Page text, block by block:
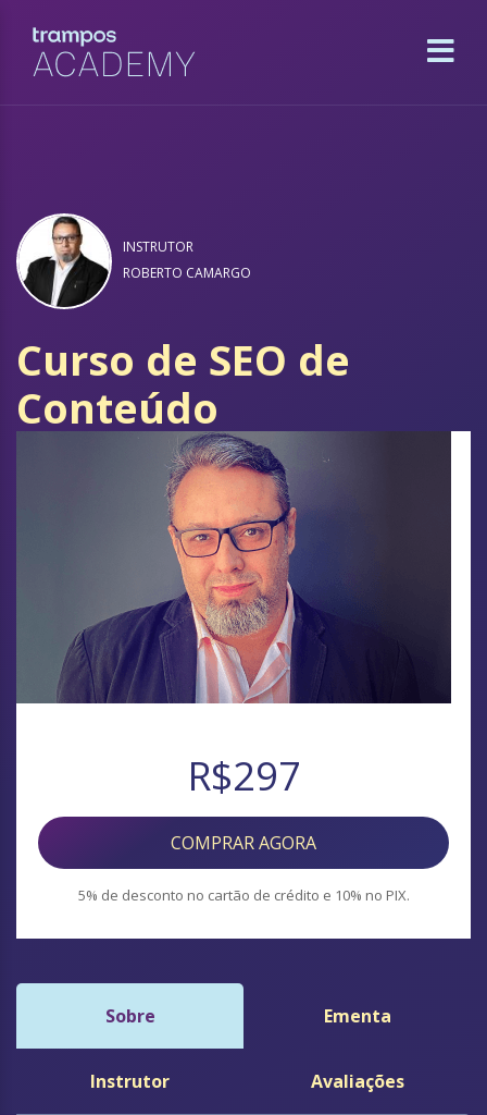
INSTRUTOR
ROBERTO CAMARGO
Curso de SEO de
Conteúdo
R$297
COMPRAR AGORA
Sobre Ementa
Instrutor Avaliações